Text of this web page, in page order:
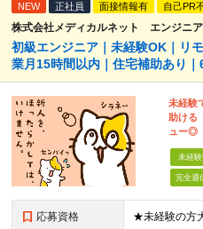
NEW 正社員 面接情報有 自己PR
株式会社メディカルネット エンジニア
初級エンジニア｜未経験OK｜リ
業月15時間以内｜住宅補助あり
未経験
助ける
ュー◎
未経験
完全週
応募資格